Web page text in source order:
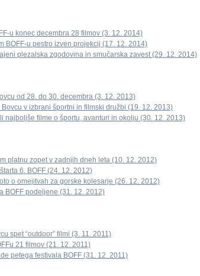
u konec decembra 28 filmov (3. 12. 2014)
BOFF-u pestro izven projekcij (17. 12. 2014)
plezalska zgodovina in smučarska zavest (29. 12. 2014)
od 28. do 30. decembra (3. 12. 2013)
v izbrani športni in filmski družbi (19. 12. 2013)
najboljše filme o športu, avanturi in okolju (30. 12. 2013)
platnu zopet v zadnjih dneh leta (10. 12. 2012)
6. BOFF (24. 12. 2012)
o omejitvah za gorske kolesarje (26. 12. 2012)
BOFF podeljene (31. 12. 2012)
spet “outdoor” filmi (3. 11. 2011)
21 filmov (21. 12. 2011)
petega festivala BOFF (31. 12. 2011)